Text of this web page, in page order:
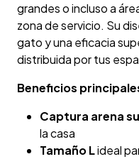
grandes o incluso a
zona de servicio. Su
gato y una eficacia
distribuida por tus
Beneficios
Captura arena
la casa
Tamaño Lideal